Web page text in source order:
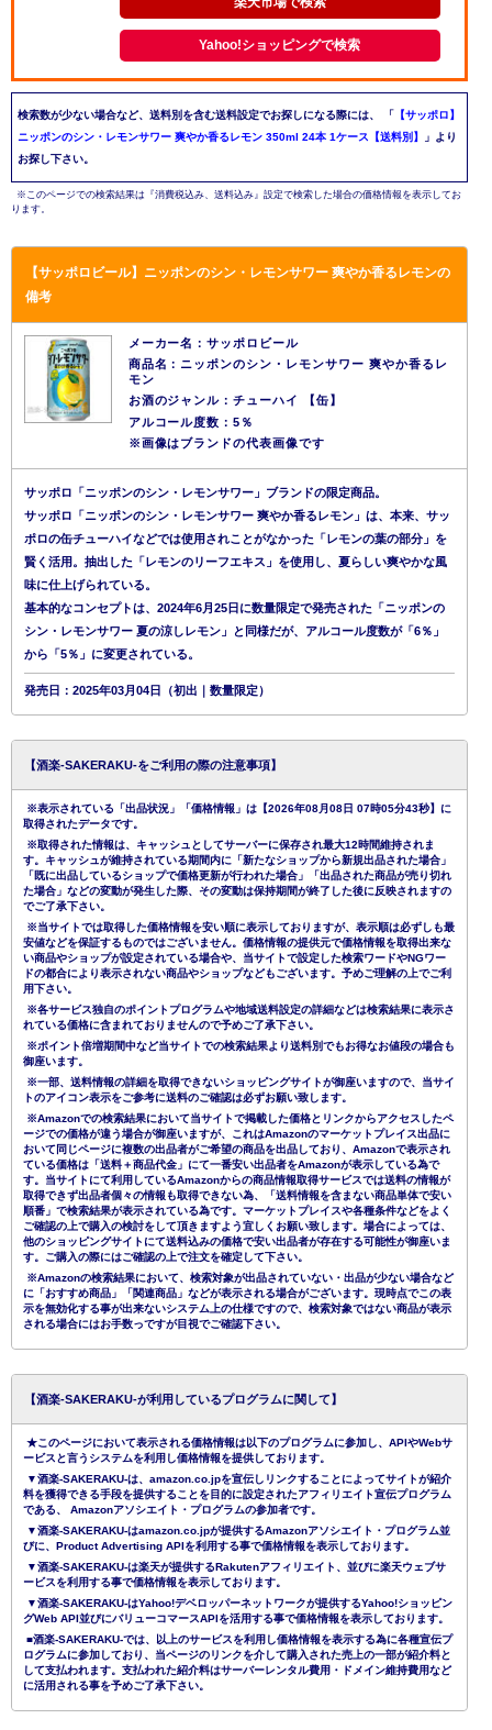
Yahoo!ショッピングで検索
検索数が少ない場合など、送料別を含む送料設定でお探しになる際には、 「 【サッポロ】
ニッポンのシン・レモンサワー 爽やか香るレモン 350ml 24本 1ケース【送料別】
」より
お探し下さい。
※このページでの検索結果は『消費税込み、送料込み』設定で検索した場合の価格情報を表示してお
ります。
【サッポロビール】ニッポンのシン・レモンサワー 爽やか香るレモンの
備考
メーカー名：サッポロビール
商品名：ニッポンのシン・レモンサワー 爽やか香るレ
モン
お酒のジャンル：チューハイ 【缶】
アルコール度数：5％
※画像はブランドの代表画像です
サッポロ「ニッポンのシン・レモンサワー」ブランドの限定商品。
サッポロ「ニッポンのシン・レモンサワー 爽やか香るレモン」は、本来、サッ
ポロの缶チューハイなどでは使用されことがなかった「レモンの葉の部分」を
賢く活用。抽出した「レモンのリーフエキス」を使用し、夏らしい爽やかな風
味に仕上げられている。
基本的なコンセプトは、2024年6月25日に数量限定で発売された「ニッポンの
シン・レモンサワー 夏の涼しレモン」と同様だが、アルコール度数が「6％」
から「5％」に変更されている。
発売日：2025年03月04日（初出｜数量限定）
【酒楽-SAKERAKU-をご利用の際の注意事項】
※表示されている「出品状況」「価格情報」は【2026年08月08日 07時05分43秒】に
取得されたデータです。
※取得された情報は、キャッシュとしてサーバーに保存され最大12時間維持されま
す。キャッシュが維持されている期間内に「新たなショップから新規出品された場合」
「既に出品しているショップで価格更新が行われた場合」「出品された商品が売り切れ
た場合」などの変動が発生した際、その変動は保持期間が終了した後に反映されますの
でご了承下さい。
※当サイトでは取得した価格情報を安い順に表示しておりますが、表示順は必ずしも最
安値などを保証するものではございません。価格情報の提供元で価格情報を取得出来な
い商品やショップが設定されている場合や、当サイトで設定した検索ワードやNGワー
ドの都合により表示されない商品やショップなどもございます。予めご理解の上でご利
用下さい。
※各サービス独自のポイントプログラムや地域送料設定の詳細などは検索結果に表示さ
れている価格に含まれておりませんので予めご了承下さい。
※ポイント倍増期間中など当サイトでの検索結果より送料別でもお得なお値段の場合も
御座います。
※一部、送料情報の詳細を取得できないショッピングサイトが御座いますので、当サイ
トのアイコン表示をご参考に送料のご確認は必ずお願い致します。
※Amazonでの検索結果において当サイトで掲載した価格とリンクからアクセスしたペ
ージでの価格が違う場合が御座いますが、これはAmazonのマーケットプレイス出品に
おいて同じページに複数の出品者がご希望の商品を出品しており、Amazonで表示され
ている価格は「送料＋商品代金」にて一番安い出品者をAmazonが表示している為で
す。当サイトにて利用しているAmazonからの商品情報取得サービスでは送料の情報が
取得できず出品者個々の情報も取得できない為、「送料情報を含まない商品単体で安い
順番」で検索結果が表示されている為です。マーケットプレイスや各種条件などをよく
ご確認の上で購入の検討をして頂きますよう宜しくお願い致します。場合によっては、
他のショッピングサイトにて送料込みの価格で安い出品者が存在する可能性が御座いま
す。ご購入の際にはご確認の上で注文を確定して下さい。
※Amazonの検索結果において、検索対象が出品されていない・出品が少ない場合など
に「おすすめ商品」「関連商品」などが表示される場合がございます。現時点でこの表
示を無効化する事が出来ないシステム上の仕様ですので、検索対象ではない商品が表示
される場合にはお手数っですが目視でご確認下さい。
【酒楽-SAKERAKU-が利用しているプログラムに関して】
★このページにおいて表示される価格情報は以下のプログラムに参加し、APIやWebサ
ービスと言うシステムを利用し価格情報を提供しております。
▼酒楽-SAKERAKU-は、amazon.co.jpを宣伝しリンクすることによってサイトが紹介
料を獲得できる手段を提供することを目的に設定されたアフィリエイト宣伝プログラム
である、 Amazonアソシエイト・プログラムの参加者です。
▼酒楽-SAKERAKU-はamazon.co.jpが提供するAmazonアソシエイト・プログラム並
びに、Product Advertising APIを利用する事で価格情報を表示しております。
▼酒楽-SAKERAKU-は楽天が提供するRakutenアフィリエイト、並びに楽天ウェブサ
ービスを利用する事で価格情報を表示しております。
▼酒楽-SAKERAKU-はYahoo!デベロッパーネットワークが提供するYahoo!ショッピン
グWeb API並びにバリューコマースAPIを活用する事で価格情報を表示しております。
■酒楽-SAKERAKU-では、以上のサービスを利用し価格情報を表示する為に各種宣伝プ
ログラムに参加しており、当ページのリンクを介して購入された売上の一部が紹介料と
して支払われます。支払われた紹介料はサーバーレンタル費用・ドメイン維持費用など
に活用される事を予めご了承下さい。